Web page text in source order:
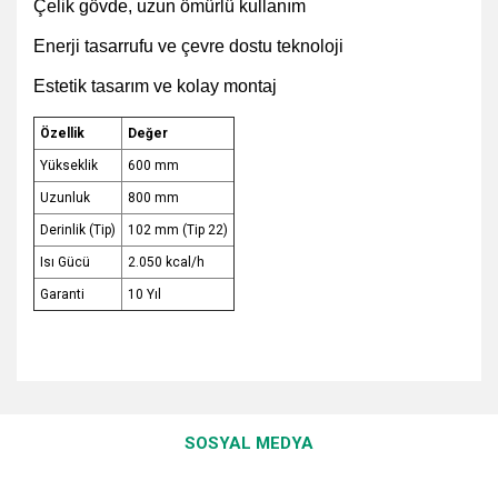
Çelik gövde, uzun ömürlü kullanım
Enerji tasarrufu ve çevre dostu teknoloji
Estetik tasarım ve kolay montaj
Özellik Değer
Yükseklik 600 mm
Uzunluk 800 mm
Derinlik (Tip) 102 mm (Tip 22)
Isı Gücü 2.050 kcal/h
Garanti 10 Yıl
Görüş ve önerileriniz için teşekkür ederiz.
SOSYAL MEDYA